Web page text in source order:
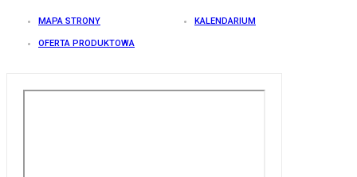
MAPA STRONY KALENDARIUM
OFERTA PRODUKTOWA